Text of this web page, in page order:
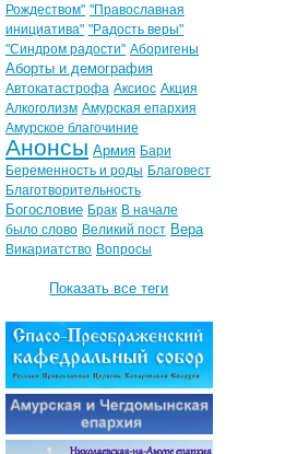
Рождеством" "Православная
инициатива" "Радость веры"
"Синдром радости" Аборигены
Аборты и демография
Автокатастрофа Аксиос Акция
Алкоголизм Амурская епархия
Амурское благочиние
Анонсы Армия Бари
Беременность и роды Благовест
Благотворительность
Богословие Брак В начале
было слово Великий пост Вера
Викариатство Вопросы
Показать все теги